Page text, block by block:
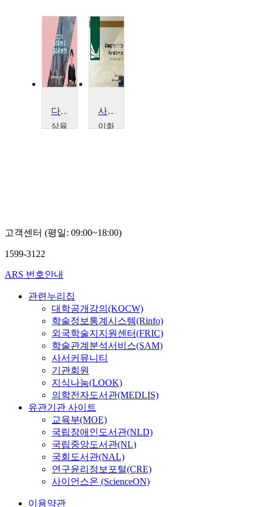
다문화와 사회통합
삼육
사회복지행정론
이화
고객센터 (평일: 09:00~18:00)
1599-3122
ARS 번호안내
관련누리집
대학공개강의(KOCW)
학술정보통계시스템(Rinfo)
외국학술지지원센터(FRIC)
학술관계분석서비스(SAM)
사서커뮤니티
기관회원
지식나눔(LOOK)
의학전자도서관(MEDLIS)
유관기관 사이트
교육부(MOE)
국립장애인도서관(NLD)
국립중앙도서관(NL)
국회도서관(NAL)
연구윤리정보포털(CRE)
사이언스온 (ScienceON)
이용약관